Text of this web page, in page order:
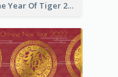
The Year Of Tiger 2022 Golden Greeting Card